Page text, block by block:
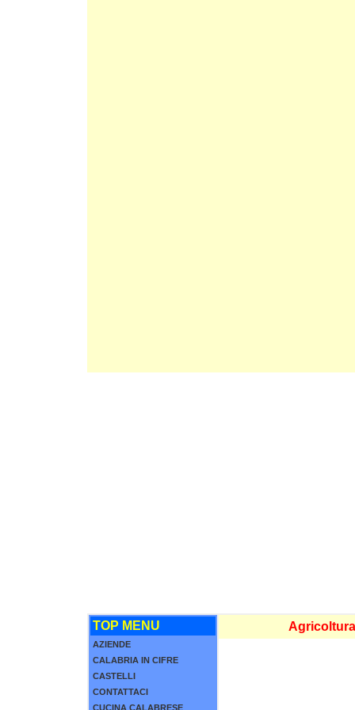
TOP MENU
AZIENDE
CALABRIA IN CIFRE
CASTELLI
CONTATTACI
CUCINA CALABRESE